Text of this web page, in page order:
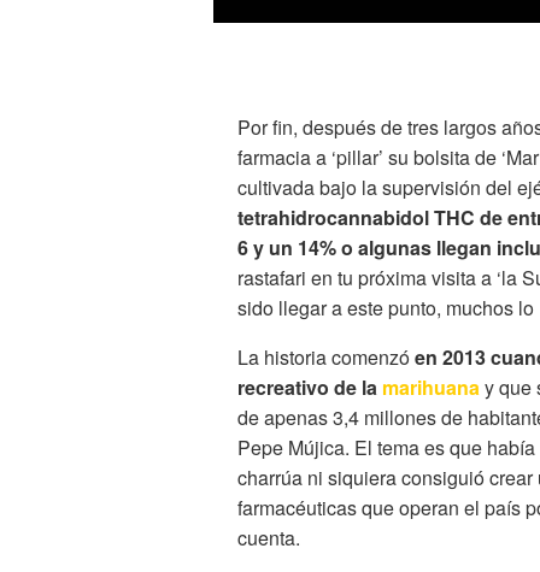
Por fin, después de tres largos
farmacia a ‘pillar’ su bolsita de
cultivada bajo la supervisión del
tetrahidrocannabidol THC de
6 y un 14% o algunas llegan
rastafari en tu próxima visita a ‘la
sido llegar a este punto, muchos
La historia comenzóen 2013
recreativo de la marihuanay que
de apenas 3,4 millones de
Pepe Mújica. El tema es que
charrúa ni siquiera consiguió
farmacéuticas que operan el país
cuenta.